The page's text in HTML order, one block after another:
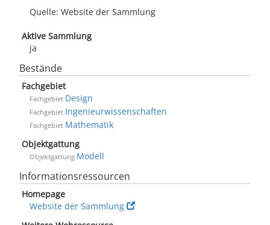
Quelle: Website der Sammlung
Aktive Sammlung
ja
Bestände
Fachgebiet
Fachgebiet Design
Fachgebiet Ingenieurwissenschaften
Fachgebiet Mathematik
Objektgattung
Objektgattung Modell
Informationsressourcen
Homepage
Website der Sammlung